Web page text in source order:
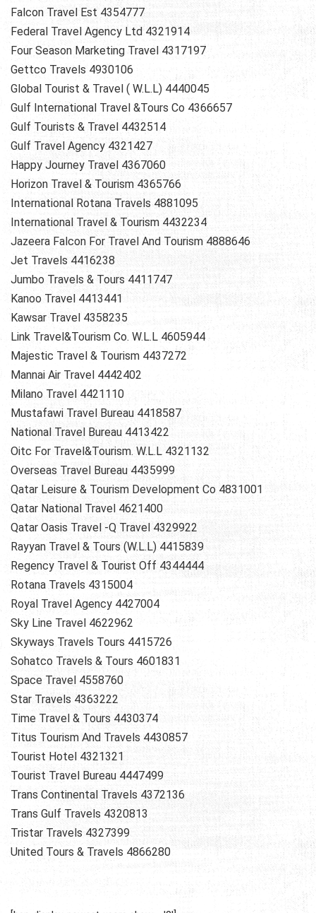
Falcon Travel Est 4354777
Federal Travel Agency Ltd 4321914
Four Season Marketing Travel 4317197
Gettco Travels 4930106
Global Tourist & Travel ( W.L.L) 4440045
Gulf International Travel &Tours Co 4366657
Gulf Tourists & Travel 4432514
Gulf Travel Agency 4321427
Happy Journey Travel 4367060
Horizon Travel & Tourism 4365766
International Rotana Travels 4881095
International Travel & Tourism 4432234
Jazeera Falcon For Travel And Tourism 4888646
Jet Travels 4416238
Jumbo Travels & Tours 4411747
Kanoo Travel 4413441
Kawsar Travel 4358235
Link Travel&Tourism Co. W.L.L 4605944
Majestic Travel & Tourism 4437272
Mannai Air Travel 4442402
Milano Travel 4421110
Mustafawi Travel Bureau 4418587
National Travel Bureau 4413422
Oitc For Travel&Tourism. W.L.L 4321132
Overseas Travel Bureau 4435999
Qatar Leisure & Tourism Development Co 4831001
Qatar National Travel 4621400
Qatar Oasis Travel -Q Travel 4329922
Rayyan Travel & Tours (W.L.L) 4415839
Regency Travel & Tourist Off 4344444
Rotana Travels 4315004
Royal Travel Agency 4427004
Sky Line Travel 4622962
Skyways Travels Tours 4415726
Sohatco Travels & Tours 4601831
Space Travel 4558760
Star Travels 4363222
Time Travel & Tours 4430374
Titus Tourism And Travels 4430857
Tourist Hotel 4321321
Tourist Travel Bureau 4447499
Trans Continental Travels 4372136
Trans Gulf Travels 4320813
Tristar Travels 4327399
United Tours & Travels 4866280